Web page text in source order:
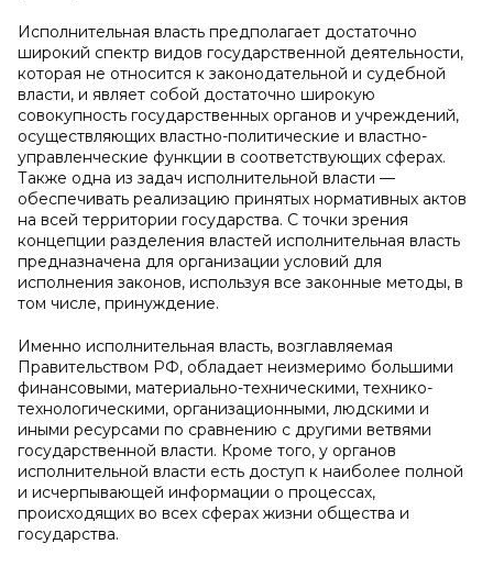
Исполнительная власть предполагает достаточно
широкий спектр видов государственной деятельности,
которая не относится к законодательной и судебной
власти, и являет собой достаточно широкую
совокупность государственных органов и учреждений,
осуществляющих властно-политические и властно-
управленческие функции в соответствующих сферах.
Также одна из задач исполнительной власти —
обеспечивать реализацию принятых нормативных актов
на всей территории государства. С точки зрения
концепции разделения властей исполнительная власть
предназначена для организации условий для
исполнения законов, используя все законные методы, в
том числе, принуждение.
Именно исполнительная власть, возглавляемая
Правительством РФ, обладает неизмеримо большими
финансовыми, материально-техническими, технико-
технологическими, организационными, людскими и
иными ресурсами по сравнению с другими ветвями
государственной власти. Кроме того, у органов
исполнительной власти есть доступ к наиболее полной
и исчерпывающей информации о процессах,
происходящих во всех сферах жизни общества и
государства.